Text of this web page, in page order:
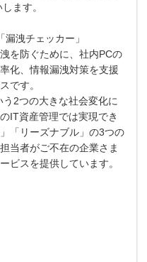
ます。
洩チェッカー」
を防ぐために、社内PCの
化、情報漏洩対策を支援
です。
2つの大きな社会変化に
IT資産管理では実現でき
「リーズナブル」の3つの
当者がご不在の企業さま
ビスを提供しています。